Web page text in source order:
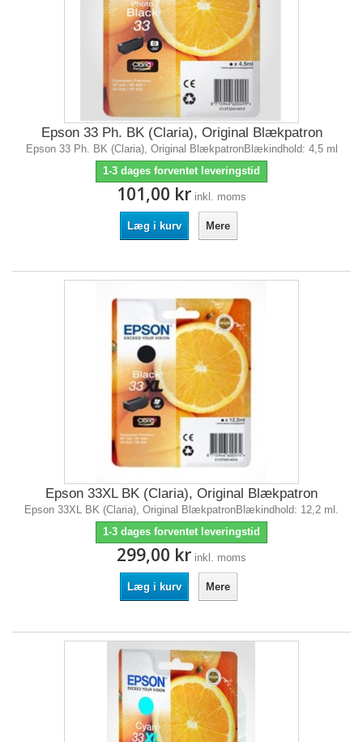
Epson 33 Ph. BK (Claria), Original Blækpatron
Epson 33 Ph. BK (Claria), Original BlækpatronBlækindhold: 4,5 ml
1-3 dages forventet leveringstid
101,00 kr inkl. moms
Læg i kurv Mere
Epson 33XL BK (Claria), Original Blækpatron
Epson 33XL BK (Claria), Original BlækpatronBlækindhold: 12,2 ml.
1-3 dages forventet leveringstid
299,00 kr inkl. moms
Læg i kurv Mere